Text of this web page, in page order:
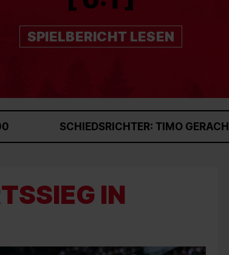
SPIELBERICHT LESEN
SCHIEDSRICHTER: TIMO GERACH
IN